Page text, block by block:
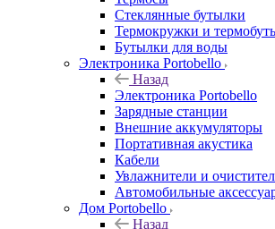
Стеклянные бутылки
Термокружки и
Бутылки для воды
Электроника Portobello
Назад
Электроника Portobello
Зарядные станции
Внешние аккумуляторы
Портативная акустика
Кабели
Увлажнители и
Автомобильные
Дом Portobello
Назад